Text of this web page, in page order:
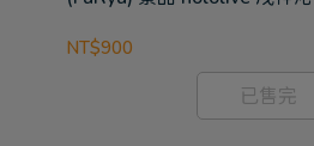
NT$900
已售完